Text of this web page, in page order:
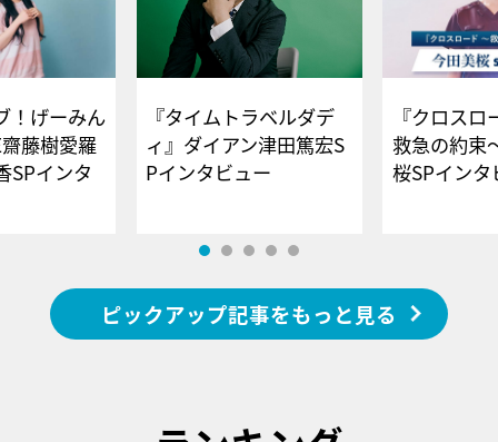
！げーみん
藤樹愛羅
SPインタ
『タイムトラベルダデ
ィ』ダイアン津田篤宏S
Pインタビュー
『クロス
救急の約束
桜SPイ
ピックアップ記事をもっと見る